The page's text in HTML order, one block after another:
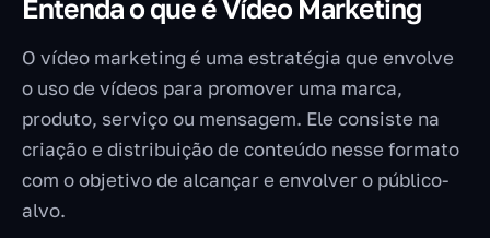
Entenda o que é Vídeo Marketing
O vídeo marketing é uma estratégia que envolve
o uso de vídeos para promover uma marca,
produto, serviço ou mensagem. Ele consiste na
criação e distribuição de conteúdo nesse formato
com o objetivo de alcançar e envolver o público-
alvo.